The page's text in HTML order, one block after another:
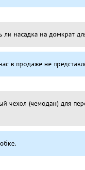
ли насадка на домкрат
в продаже не
чехол (чемодан) для